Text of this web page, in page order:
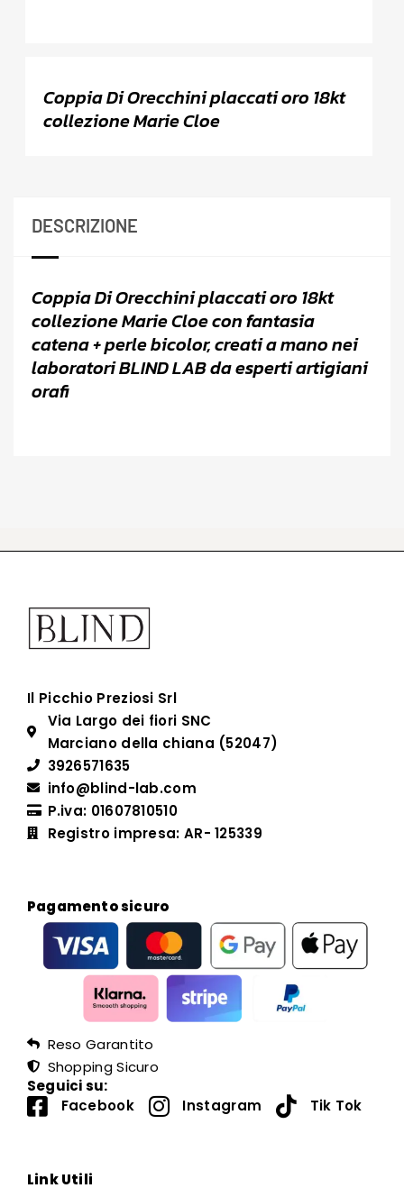
Coppia Di Orecchini placcati oro 18kt
collezione Marie Cloe
DESCRIZIONE
Coppia Di Orecchini placcati oro 18kt
collezione Marie Cloe con fantasia
catena + perle bicolor, creati a mano nei
laboratori BLIND LAB da esperti artigiani
orafi
Il Picchio Preziosi Srl
Via Largo dei fiori SNC
Marciano della chiana (52047)
3926571635
info@blind-lab.com
P.iva: 01607810510
Registro impresa: AR- 125339
Pagamento sicuro
Reso Garantito
Shopping Sicuro
Seguici su:
Facebook
Instagram Tik Tok
Link Utili